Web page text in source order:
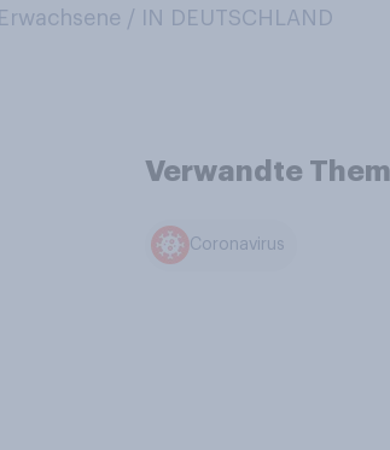
Erwachsene / IN DEUTSCHLAND
Verwandte
Coronavirus